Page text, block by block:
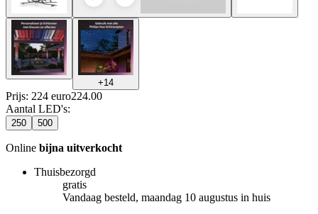
+14
Prijs: 224 euro224.00
Aantal LED's:
250 500
Online bijna uitverkocht
Thuisbezorgd
gratis
Vandaag besteld, maandag 10 augustus in huis